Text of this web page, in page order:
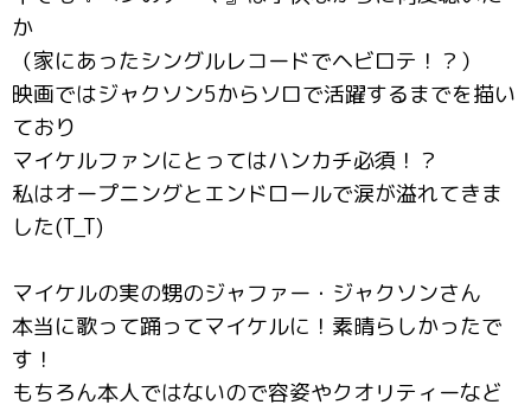
か
（家にあったシングルレコードでヘビロテ！？）
映画ではジャクソン5からソロで活躍するまでを描い
ており
マイケルファンにとってはハンカチ必須！？
私はオープニングとエンドロールで涙が溢れてきま
した(T_T)
マイケルの実の甥のジャファー・ジャクソンさん
本当に歌って踊ってマイケルに！素晴らしかったで
す！
もちろん本人ではないので容姿やクオリティーなど